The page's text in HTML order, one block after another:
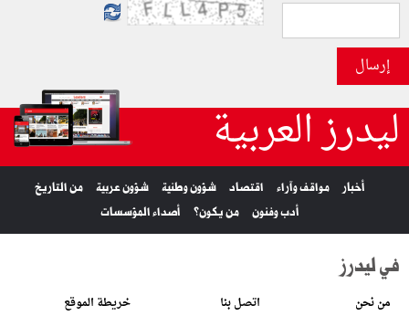
إرسال
ليدرز العربية
أخبار مواقف وآراء اقتصاد شؤون وطنية شؤون عربية
من التاريخ
أدب وفنون
من يكون؟ أصداء المؤسسات
في ليدرز
من نحن اتصل بنا خريطة الموقع